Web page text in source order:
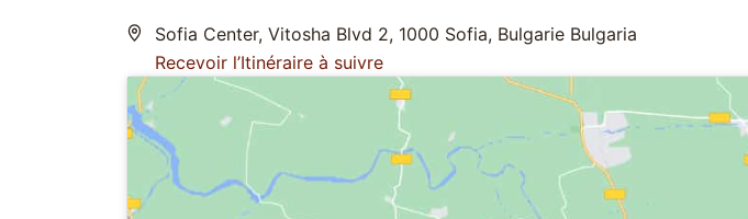
Adresse
Sofia Center, Vitosha Blvd 2, 1000 Sofia, Bulgarie Bulgaria
Recevoir l’Itinéraire à suivre